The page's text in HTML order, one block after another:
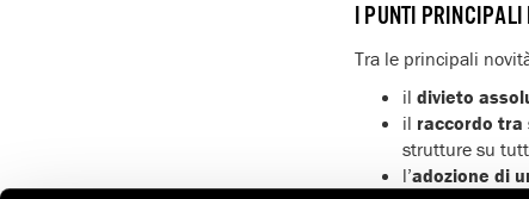
I PUNTI PRINCIPALI
Tra le principali
il divieto
il raccordo tra
strutture su
l’adozione di